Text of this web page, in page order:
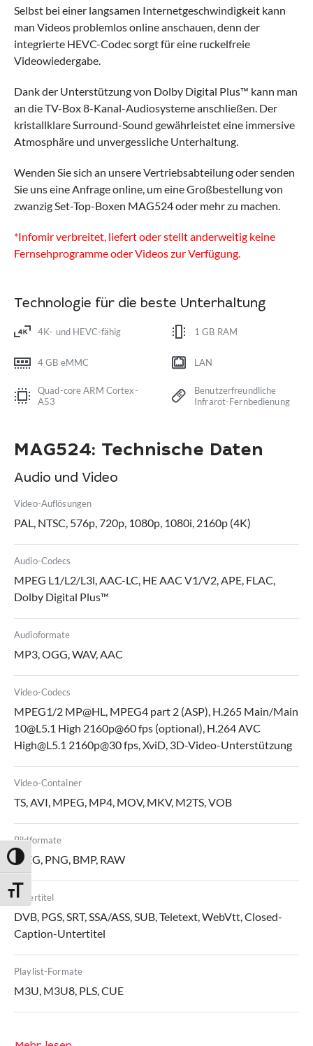
Umschalten auf hohe Kontraste
Schrift vergrößern
Selbst bei einer langsamen Internetgeschwindigkeit kann
man Videos problemlos online anschauen, denn der
integrierte HEVC-Codec sorgt für eine ruckelfreie
Videowiedergabe.
Dank der Unterstützung von Dolby Digital Plus™ kann man
an die TV-Box 8-Kanal-Audiosysteme anschließen. Der
kristallklare Surround-Sound gewährleistet eine immersive
Atmosphäre und unvergessliche Unterhaltung.
Wenden Sie sich an unsere Vertriebsabteilung oder senden
Sie uns eine Anfrage online, um eine Großbestellung von
zwanzig Set-Top-Boxen MAG524 oder mehr zu machen.
*Infomir verbreitet, liefert oder stellt anderweitig keine
Fernsehprogramme oder Videos zur Verfügung.
Technologie für die beste Unterhaltung
4K- und HEVC-fähig 1 GB RAM
4 GB eMMC LAN
Quad-core ARM Cortex-
A53
Benutzerfreundliche
Infrarot-Fernbedienung
MAG524: Technische Daten
Audio und Video
Video-Auflösungen
PAL, NTSC, 576p, 720p, 1080p, 1080i, 2160p (4K)
Audio-Codecs
MPEG L1/L2/L3l, AAC-LC, HE AAC V1/V2, APE, FLAC,
Dolby Digital Plus™
Audioformate
MP3, OGG, WAV, AAC
Video-Codecs
MPEG1/2 MP@HL, MPEG4 part 2 (ASP), H.265 Main/Main
10@L5.1 High 2160p@60 fps (optional), H.264 AVC
High@L5.1 2160p@30 fps, XviD, 3D-Video-Unterstützung
Video-Container
TS, AVI, MPEG, MP4, MOV, MKV, M2TS, VOB
Bildformate
JPEG, PNG, BMP, RAW
Untertitel
DVB, PGS, SRT, SSA/ASS, SUB, Teletext, WebVtt, Closed-
Caption-Untertitel
Playlist-Formate
M3U, M3U8, PLS, CUE